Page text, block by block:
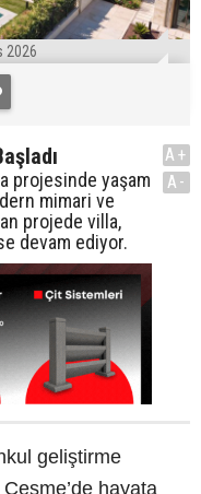
2026
projesinde yaşam
mimari ve
projede villa,
devam ediyor.
A+
A-
geliştirme
hayata